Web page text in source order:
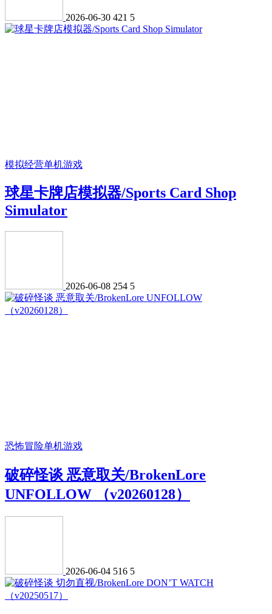
2026-06-30 421 5
模拟经营单机游戏
球星卡牌店模拟器/Sports Card Shop
Simulator
2026-06-08 254 5
恐怖冒险单机游戏
破碎怪谈 恶意取关/BrokenLore
UNFOLLOW （v20260128）
2026-06-04 516 5